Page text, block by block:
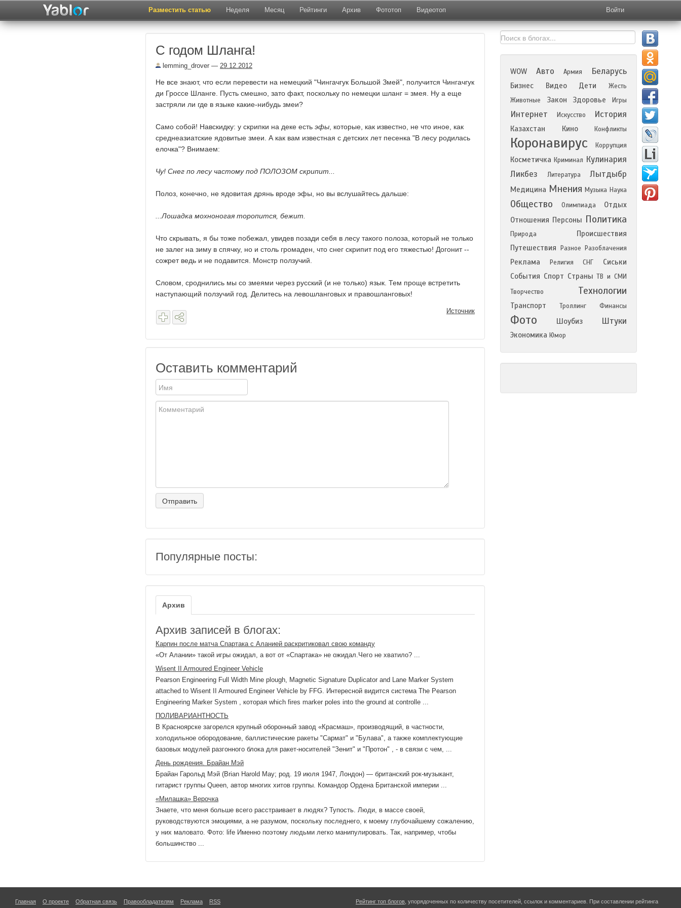
Разместить статью Неделя Месяц Рейтинги Архив Фототоп Видеотоп Войти
С годом Шланга!
lemming_drover — 29.12.2012
Не все знают, что если перевести на немецкий "Чингачгук Большой Змей", получится Чингачгук
ди Гроссе Шланге. Пусть смешно, зато факт, поскольку по немецки шланг = змея. Ну а еще
застряли ли где в языке какие-нибудь змеи?
Само собой! Навскидку: у скрипки на деке есть эфы , которые, как известно, не что иное, как
среднеазиатские ядовитые змеи. А как вам известная с детских лет песенка "В лесу родилась
елочка"? Внимаем:
Чу! Снег по лесу частому под ПОЛОЗОМ скрипит...
Полоз, конечно, не ядовитая дрянь вроде эфы, но вы вслушайтесь дальше:
...Лошадка мохноногая торопится, бежит.
Что скрывать, я бы тоже побежал, увидев позади себя в лесу такого полоза, который не только
не залег на зиму в спячку, но и столь громаден, что снег скрипит под его тяжестью! Догонит --
сожрет ведь и не подавится. Монстр ползучий.
Словом, сроднились мы со змеями через русский (и не только) язык. Тем проще встретить
наступающий ползучий год. Делитесь на левошланговых и правошланговых!
Источник
Оставить комментарий
Популярные посты:
Архив
Архив записей в блогах:
Карпин после матча Спартака с Аланией раскритиковал свою команду
«От Алании» такой игры ожидал, а вот от «Спартака» не ожидал.Чего не хватило? ...
Wisent II Armoured Engineer Vehicle
Pearson Engineering Full Width Mine plough, Magnetic Signature Duplicator and Lane Marker System
attached to Wisent II Armoured Engineer Vehicle by FFG. Интересной видится система The Pearson
Engineering Marker System , которая which fires marker poles into the ground at controlle ...
ПОЛИВАРИАНТНОСТЬ
В Красноярске загорелся крупный оборонный завод «Красмаш», производящий, в частности,
холодильное обородование, баллистические ракеты "Сармат" и "Булава", а также комплектующие
базовых модулей разгонного блока для ракет-носителей "Зенит" и "Протон" , - в связи с чем, ...
День рождения. Брайан Мэй
Брайан Гарольд Мэй (Brian Harold May; род. 19 июля 1947, Лондон) — британский рок-музыкант,
гитарист группы Queen, автор многих хитов группы. Командор Ордена Британской империи ...
«Милашка» Верочка
Знаете, что меня больше всего расстраивает в людях? Тупость. Люди, в массе своей,
руководствуются эмоциями, а не разумом, поскольку последнего, к моему глубочайшему сожалению,
у них маловато. Фото: life Именно поэтому людьми легко манипулировать. Так, например, чтобы
большинство ...
WOW Авто Армия Беларусь
Бизнес Видео Дети
Жесть
Животные
Закон Здоровье Игры
Интернет Искусство История
Казахстан Кино Конфликты
Коронавирус Коррупция
Косметичка Криминал Кулинария
Ликбез
Литература Лытдыбр
Медицина Мнения Музыка Наука
Общество Олимпиада
Отдых
Отношения Персоны Политика
Природа
Происшествия
Путешествия
Разное Разоблачения
Реклама Религия СНГ
Сиськи
События Спорт Страны ТВ и СМИ
Творчество
Технологии
Транспорт Троллинг Финансы
Фото Шоубиз Штуки
Экономика Юмор
Главная О проекте Обратная связь Правообладателям Реклама RSS Рейтинг топ блогов , упорядоченных по количеству посетителей, ссылок и комментариев. При составлении рейтинга